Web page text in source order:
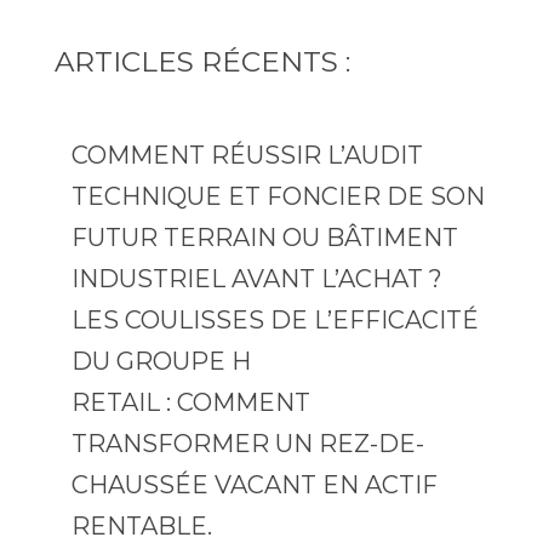
ARTICLES RÉCENTS :
COMMENT RÉUSSIR L’AUDIT
TECHNIQUE ET FONCIER DE SON
FUTUR TERRAIN OU BÂTIMENT
INDUSTRIEL AVANT L’ACHAT ?
LES COULISSES DE L’EFFICACITÉ
DU GROUPE H
RETAIL : COMMENT
TRANSFORMER UN REZ-DE-
CHAUSSÉE VACANT EN ACTIF
RENTABLE.